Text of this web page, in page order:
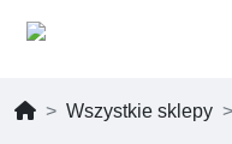
Wszystkie sklepy